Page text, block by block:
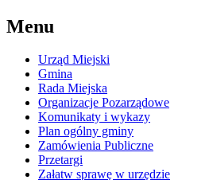
Menu
Urząd Miejski
Gmina
Rada Miejska
Organizacje Pozarządowe
Komunikaty i wykazy
Plan ogólny gminy
Zamówienia Publiczne
Przetargi
Załatw sprawę w urzędzie